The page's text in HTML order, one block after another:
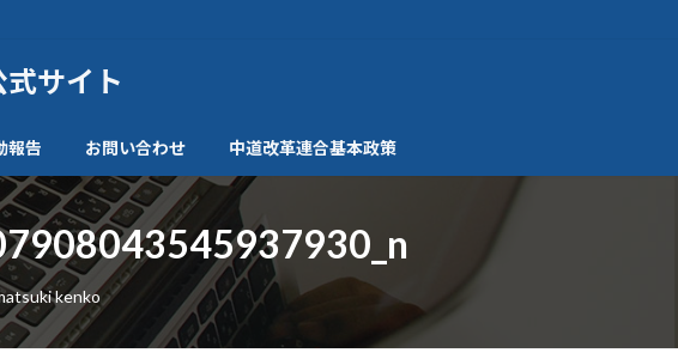
サイト
報告 お問い合わせ 中道改革連合基本政策
kenko